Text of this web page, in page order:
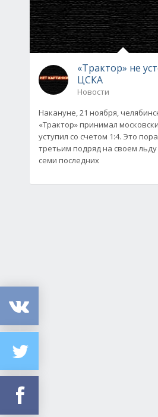
«Трактор» не
ЦСКА
Новости
Накануне, 21 ноября,
«Трактор» принимал
уступил со счетом 1:4. Это
третьим подряд на своем
семи последних